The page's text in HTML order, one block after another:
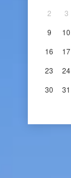
2
3
9
10
16
17
23
24
30
31